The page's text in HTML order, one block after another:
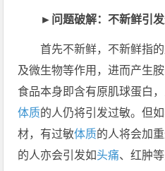
►问题破解：不新鲜引发​​
首先不新鲜，不新鲜指
及微生物等作用，进而产生胺
食品本身即含有原肌球蛋白
体质的人仍将引发过敏。但
材，有过敏体质的人将会加
的人亦会引发如头痛、红肿